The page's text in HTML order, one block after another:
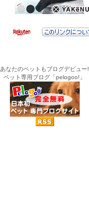
あなたのペットもブログデビュー!
ペット専用ブログ「pelogoo!」